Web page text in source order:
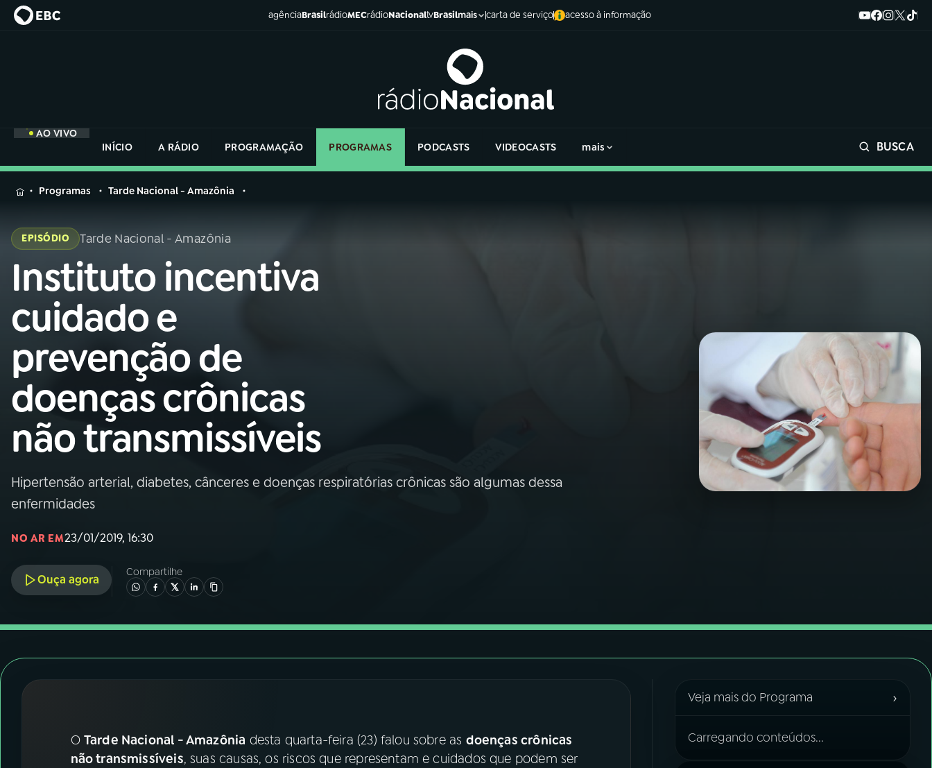
agênciaBrasilrádioMECrádioNacionaltvBrasilmais carta de serviço acesso à informação
AO VIVO
INÍCIO
A RÁDIO PROGRAMAÇÃO PROGRAMAS PODCASTS VIDEOCASTS mais BUSCA
MENU
na
Rádio
Nacional
01INÍCIO
02A RÁDIO
03 PROGRAMAÇÃO
04PROGRAMAS
05 PODCASTS
06VIDEOCASTS
07ÚLTIMAS
YouTube Facebook
na
Rádio
Programas Tarde Nacional - Amazônia
EPISÓDIO Tarde Nacional - Amazônia
Instituto incentiva
cuidado e
prevenção de
doenças crônicas
não transmissíveis
Hipertensão arterial, diabetes, cânceres e doenças respiratórias crônicas são algumas dessa
enfermidades
NO AR EM23/01/2019, 16:30
Ouça agora
Compartilhe
O Tarde Nacional - Amazônia desta quarta-feira (23) falou sobre as doenças crônicas
não transmissíveis, suas causas, os riscos que representam e cuidados que podem ser
Veja mais do Programa ›
Carregando conteúdos...